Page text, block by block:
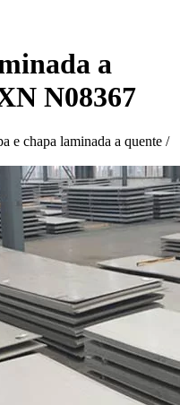
a
N08367
e chapa laminada a quente /